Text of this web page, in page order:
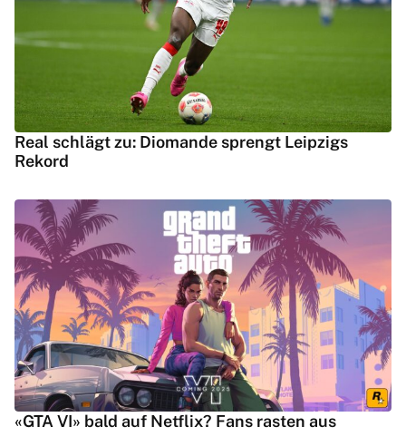
Real schlägt zu: Diomande sprengt Leipzigs
Rekord
«GTA VI» bald auf Netflix? Fans rasten aus